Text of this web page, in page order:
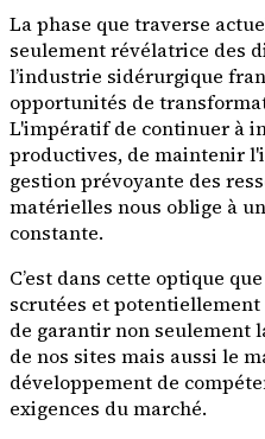
La phase que traverse
seulement révélatrice des
l’industrie sidérurgique
opportunités de
L'impératif de continuer à
productives, de maintenir
gestion prévoyante des
matérielles nous oblige à
constante.
C’est dans cette optique
scrutées et potentiellement
de garantir non seulement
de nos sites mais aussi le
développement de
exigences du marché.